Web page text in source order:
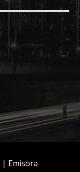
| Emisora